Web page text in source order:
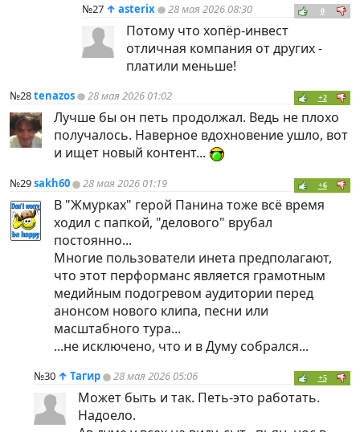
№27 ↑ asterix 28 мая 2026 08:30 0
Потому что хопёр-инвест
отличная компания от других -
платили меньше!
№28tenazos 28 мая 2026 01:02 +2
Лучше бы он петь продолжал. Ведь не плохо
получалось. Наверное вдохновение ушло, вот
и ищет новый контент...
№29sakh60 28 мая 2026 01:19 +6
В "Жмурках" герой Панина тоже всё время
ходил с папкой, "делового" врубал
постоянно...
Многие пользователи инета предполагают,
что этот перформанс является грамотным
медийным подогревом аудитории перед
анонсом нового клипа, песни или
масштабного тура...
...не исключено, что и в Думу собрался...
№30 ↑ Тагир 28 мая 2026 05:06 +5
Может быть и так. Петь-это работать.
Надоело.